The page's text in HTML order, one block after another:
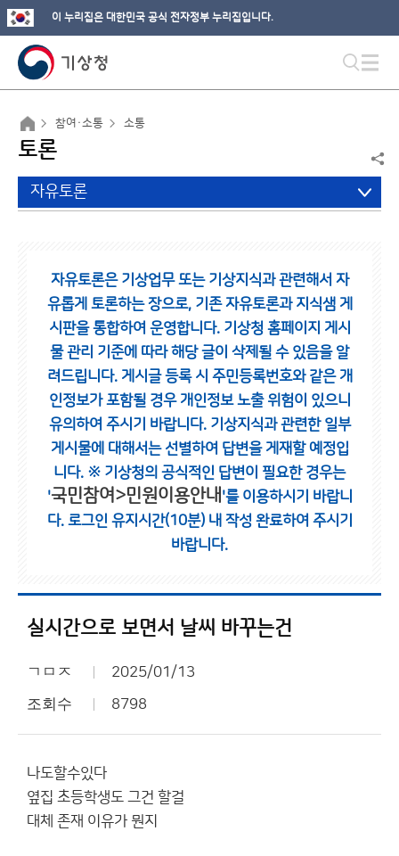
이 누리집은 대한민국 공식 전자정부 누리집입니다.
참여·소통 소통
토론
자유토론
자유토론은 기상업무 또는 기상지식과 관련해서 자
유롭게 토론하는 장으로, 기존 자유토론과 지식샘 게
시판을 통합하여 운영합니다. 기상청 홈페이지 게시
물 관리 기준에 따라 해당 글이 삭제될 수 있음을 알
려드립니다. 게시글 등록 시 주민등록번호와 같은 개
인정보가 포함될 경우 개인정보 노출 위험이 있으니
유의하여 주시기 바랍니다. 기상지식과 관련한 일부
게시물에 대해서는 선별하여 답변을 게재할 예정입
니다. ※ 기상청의 공식적인 답변이 필요한 경우는
'국민참여>민원이용안내 '를 이용하시기 바랍니
다. 로그인 유지시간(10분) 내 작성 완료하여 주시기
바랍니다.
실시간으로 보면서 날씨 바꾸는건
ㄱㅁㅈ 2025/01/13
조회수 8798
나도할수있다
옆집 초등학생도 그건 할걸
대체 존재 이유가 뭔지